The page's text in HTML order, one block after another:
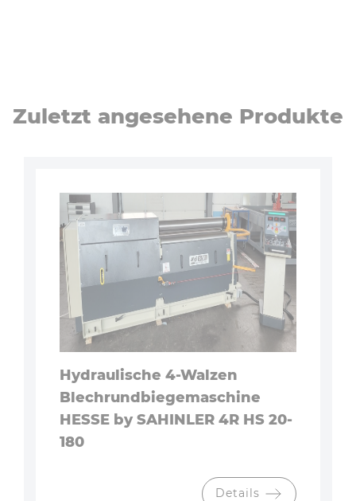
Zuletzt angesehene Produkte
Hydraulische 4-Walzen
Blechrundbiegemaschine
HESSE by SAHINLER 4R HS 20-
180
Details